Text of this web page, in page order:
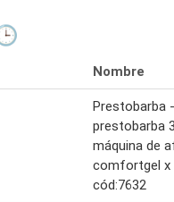
Nombre
Prestobarba -
prestobarba 3
máquina de
comfortgel x
cód:7632